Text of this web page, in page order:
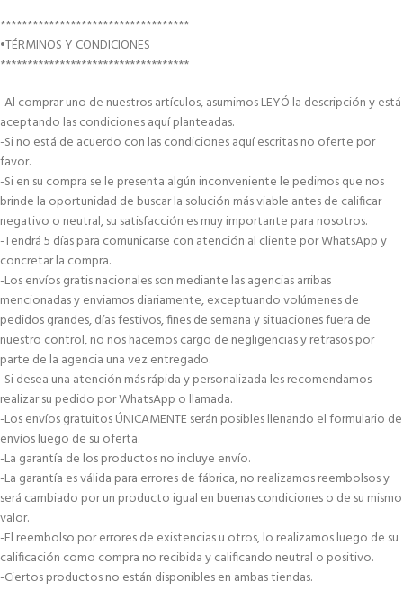
***********************************
•TÉRMINOS Y CONDICIONES
***********************************
-Al comprar uno de nuestros artículos, asumimos LEYÓ la descripción y está
aceptando las condiciones aquí planteadas.
-Si no está de acuerdo con las condiciones aquí escritas no oferte por
favor.
-Si en su compra se le presenta algún inconveniente le pedimos que nos
brinde la oportunidad de buscar la solución más viable antes de calificar
negativo o neutral, su satisfacción es muy importante para nosotros.
-Tendrá 5 días para comunicarse con atención al cliente por WhatsApp y
concretar la compra.
-Los envíos gratis nacionales son mediante las agencias arribas
mencionadas y enviamos diariamente, exceptuando volúmenes de
pedidos grandes, días festivos, fines de semana y situaciones fuera de
nuestro control, no nos hacemos cargo de negligencias y retrasos por
parte de la agencia una vez entregado.
-Si desea una atención más rápida y personalizada les recomendamos
realizar su pedido por WhatsApp o llamada.
-Los envíos gratuitos ÚNICAMENTE serán posibles llenando el formulario de
envíos luego de su oferta.
-La garantía de los productos no incluye envío.
-La garantía es válida para errores de fábrica, no realizamos reembolsos y
será cambiado por un producto igual en buenas condiciones o de su mismo
valor.
-El reembolso por errores de existencias u otros, lo realizamos luego de su
calificación como compra no recibida y calificando neutral o positivo.
-Ciertos productos no están disponibles en ambas tiendas.